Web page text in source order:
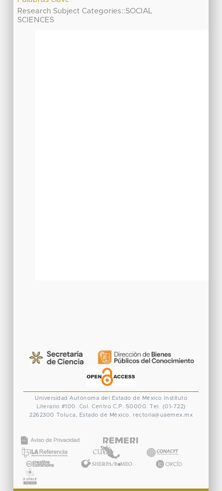
Research Subject Categories::SOCIAL
SCIENCES
Universidad Autónoma del Estado de México
Instituto
Literario #100. Col. Centro C.P. 50000. Tel. (01-722)
2262300 Toluca, Estado de México. rectoria@uaemex.mx